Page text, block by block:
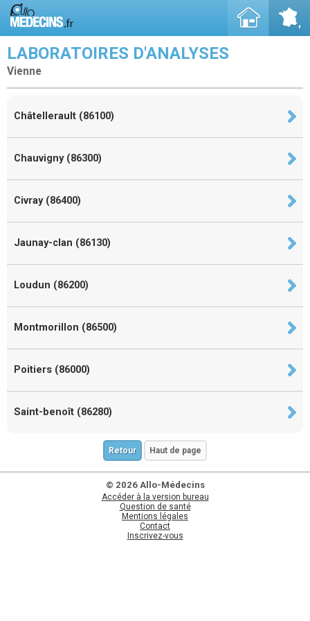
LABORATOIRES D'ANALYSES
Vienne
Châtellerault (86100)
Chauvigny (86300)
Civray (86400)
Jaunay-clan (86130)
Loudun (86200)
Montmorillon (86500)
Poitiers (86000)
Saint-benoît (86280)
Retour Haut de page
© 2026 Allo-Médecins
Accéder à la version bureau
Question de santé
Mentions légales
Contact
Inscrivez-vous